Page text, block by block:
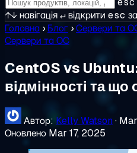
↑↓ навігація↵відкрити esc
Головна ›Блог ›Сервери та
Сервери та ОС
CentOS vs
відмінності та
Автор: Kelly Watson ·
Оновлено Mar 17, 2025